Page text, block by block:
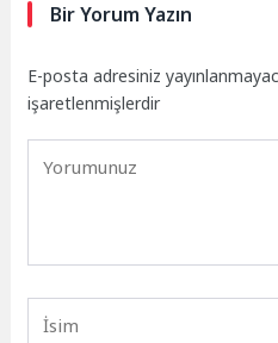
Bir Yorum Yazın
E-posta adresiniz
işaretlenmişlerdir